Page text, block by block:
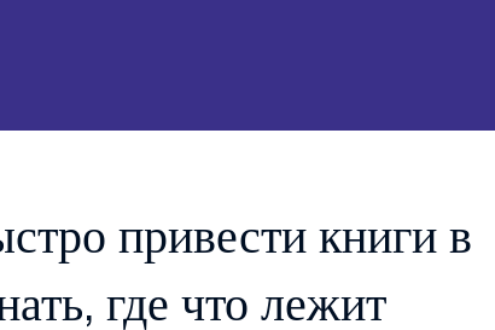
привести книги в
где что лежит